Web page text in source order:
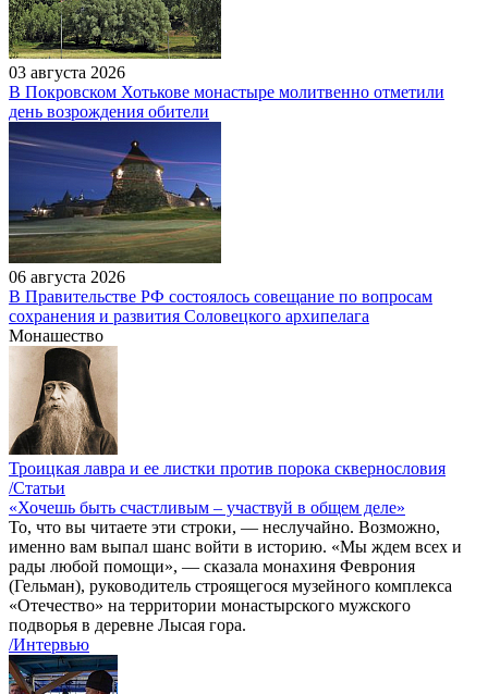
03 августа 2026
В Покровском Хотькове монастыре молитвенно отметили
день возрождения обители
06 августа 2026
В Правительстве РФ состоялось совещание по вопросам
сохранения и развития Соловецкого архипелага
Монашество
Троицкая лавра и ее листки против порока сквернословия
/Статьи
«Хочешь быть счастливым – участвуй в общем деле»
То, что вы читаете эти строки, — неслучайно. Возможно,
именно вам выпал шанс войти в историю. «Мы ждем всех и
рады любой помощи», — сказала монахиня Феврония
(Гельман), руководитель строящегося музейного комплекса
«Отечество» на территории монастырского мужского
подворья в деревне Лысая гора.
/Интервью